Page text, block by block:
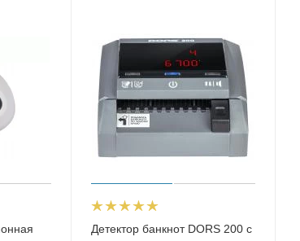
Детектор банкнот DORS 200 c